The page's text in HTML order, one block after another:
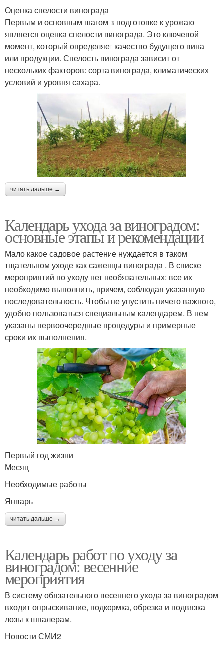
Оценка спелости винограда
Первым и основным шагом в подготовке к урожаю
является оценка спелости винограда. Это ключевой
момент, который определяет качество будущего вина
или продукции. Спелость винограда зависит от
нескольких факторов: сорта винограда, климатических
условий и уровня сахара.
читать дальше →
Календарь ухода за виноградом:
основные этапы и рекомендации
Мало какое садовое растение нуждается в таком
тщательном уходе как саженцы винограда . В списке
мероприятий по уходу нет необязательных: все их
необходимо выполнить, причем, соблюдая указанную
последовательность. Чтобы не упустить ничего важного,
удобно пользоваться специальным календарем. В нем
указаны первоочередные процедуры и примерные
сроки их выполнения.
Первый год жизни
Месяц
Необходимые работы
Январь
читать дальше →
Календарь работ по уходу за
виноградом: весенние
мероприятия
В систему обязательного весеннего ухода за виноградом
входит опрыскивание, подкормка, обрезка и подвязка
лозы к шпалерам.
Новости СМИ2